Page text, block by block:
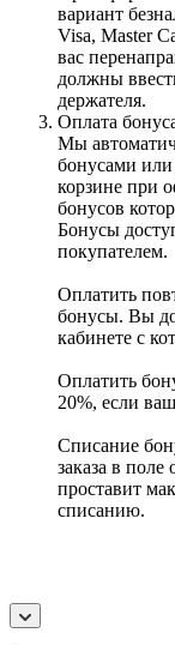
вариант
Visa, Master
вас
должны
держателя.
Оплата
Мы
бонусами или
корзине при
бонусов
Бонусы
покупателем.
Оплатить
бонусы. Вы
кабинете с
Оплатить
20%, если
Списание
заказа в поле
проставит
списанию.